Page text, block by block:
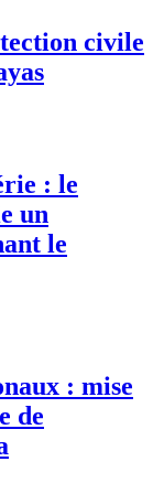
civile
: le
un
le
: mise
de